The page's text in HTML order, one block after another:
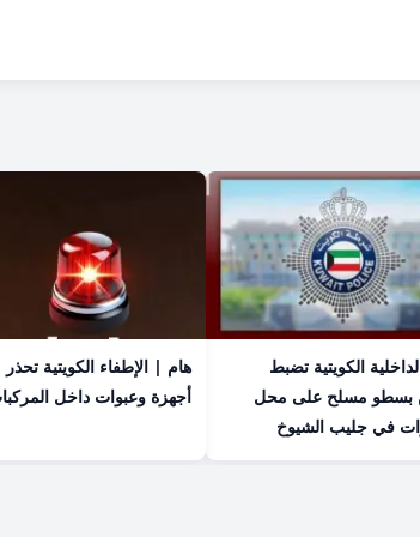
الكويتية تضبط
بسطو مسلح على محل
في جليب الشيوخ
هام | الإطفاء الكويتية
أجهزة وعبوات داخل